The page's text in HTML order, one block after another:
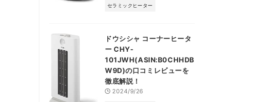
セラミックヒーター
ドウシシャ コーナーヒータ
ー CHY-
101JWH(ASIN:B0CHHDB
W9D)の口コミレビューを
徹底解説！
2024/9/26